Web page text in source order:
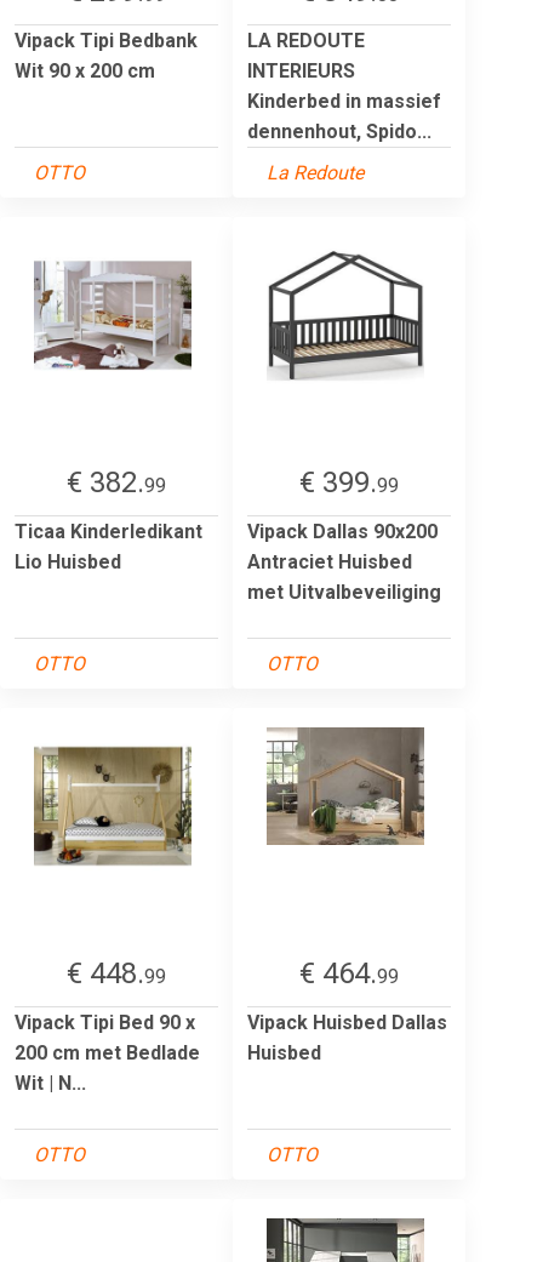
Vipack Tipi Bedbank
Wit 90 x 200 cm
OTTO
LA REDOUTE
INTERIEURS
Kinderbed in massief
dennenhout, Spido...
La Redoute
€ 382.99
Ticaa Kinderledikant
Lio Huisbed
OTTO
€ 399.99
Vipack Dallas 90x200
Antraciet Huisbed
met Uitvalbeveiliging
OTTO
€ 448.99
Vipack Tipi Bed 90 x
200 cm met Bedlade
Wit | N...
OTTO
€ 464.99
Vipack Huisbed Dallas
Huisbed
OTTO